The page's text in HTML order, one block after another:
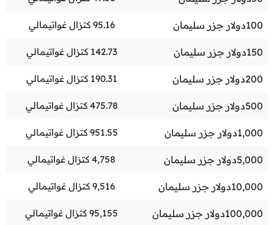
100دولار جزر سليمان 95.16 كتزال غواتيمالي
150دولار جزر سليمان 142.73 كتزال غواتيمالي
200دولار جزر سليمان 190.31 كتزال غواتيمالي
500دولار جزر سليمان 475.78 كتزال غواتيمالي
1,000دولار جزر سليمان 951.55 كتزال غواتيمالي
5,000دولار جزر سليمان 4,758 كتزال غواتيمالي
10,000دولار جزر سليمان 9,516 كتزال غواتيمالي
100,000دولار جزر سليمان 95,155 كتزال غواتيمالي